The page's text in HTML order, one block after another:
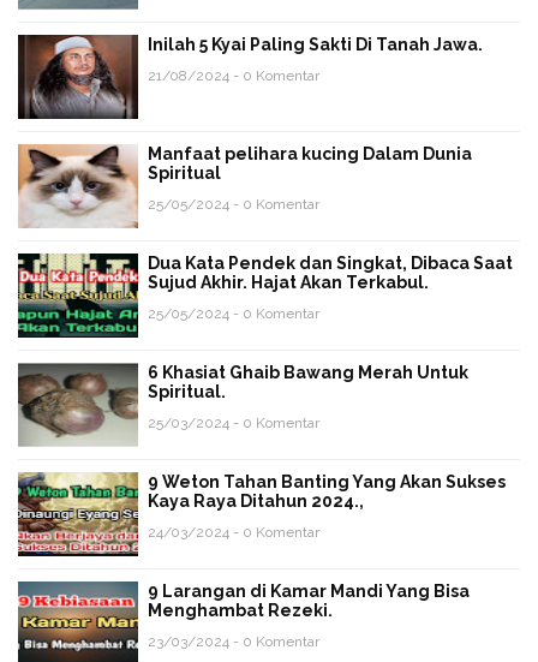
Inilah 5 Kyai Paling Sakti Di Tanah Jawa.
21/08/2024 - 0 Komentar
Manfaat pelihara kucing Dalam Dunia
Spiritual
25/05/2024 - 0 Komentar
Dua Kata Pendek dan Singkat, Dibaca Saat
Sujud Akhir. Hajat Akan Terkabul.
25/05/2024 - 0 Komentar
6 Khasiat Ghaib Bawang Merah Untuk
Spiritual.
25/03/2024 - 0 Komentar
9 Weton Tahan Banting Yang Akan Sukses
Kaya Raya Ditahun 2024.,
24/03/2024 - 0 Komentar
9 Larangan di Kamar Mandi Yang Bisa
Menghambat Rezeki.
23/03/2024 - 0 Komentar